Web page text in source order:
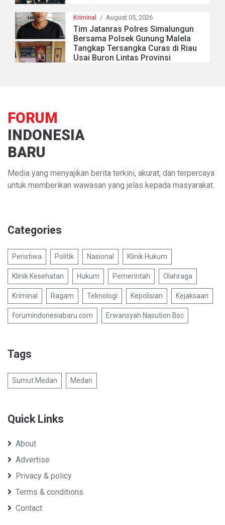
Kriminal / August 05, 2026
Tim Jatanras Polres Simalungun
Bersama Polsek Gunung Malela
Tangkap Tersangka Curas di Riau
Usai Buron Lintas Provinsi
FORUM
INDONESIA
BARU
Media yang menyajikan berita terkini, akurat, dan terpercaya
untuk memberikan wawasan yang jelas kepada masyarakat.
Categories
Peristiwa Politik Nasional Klinik Hukum
Klinik Kesehatan Hukum Pemerintah Olahraga
Kriminal Ragam Teknologi Kepolisian Kejaksaan
forumindonesiabaru.com Erwansyah Nasution Bsc
Tags
Sumut Medan Medan
Quick Links
About
Advertise
Privacy & policy
Terms & conditions
Contact